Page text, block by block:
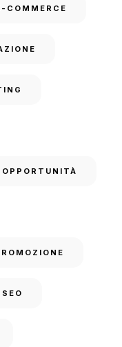
COMMERCE
OPPORTUNITÀ
SEO